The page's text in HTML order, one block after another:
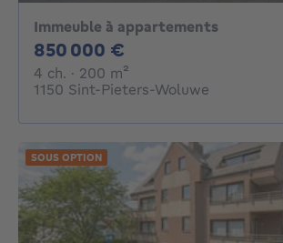
Immeuble à appartements
850 000 €
4 ch. 4 chambres
· 200 m²
1150 Sint-Pieters-Woluwe
SOUS OPTION